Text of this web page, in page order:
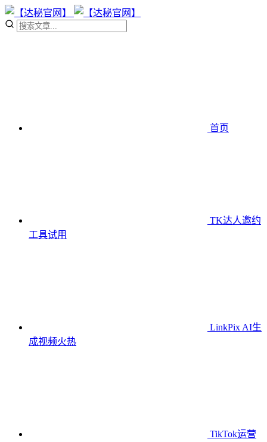
首页
TK达人邀约
工具试用
LinkPix AI生
成视频火热
TikTok运营